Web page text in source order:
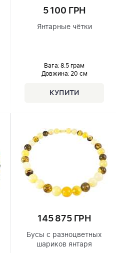
5 100 ГРН
Янтарные чётки
Вага: 8.5 грам
Довжина: 20 см
145 875 ГРН
Бусы с разноцветных
шариков янтаря